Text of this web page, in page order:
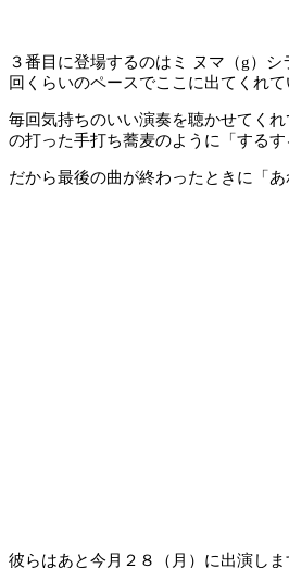
３番目に登場するのはミ ヌマ（g）
回くらいのペースでここに出てくれて
毎回気持ちのいい演奏を聴かせてく
の打った手打ち蕎麦のように「する
だから最後の曲が終わったときに「
彼らはあと今月２８（月）に出演しま